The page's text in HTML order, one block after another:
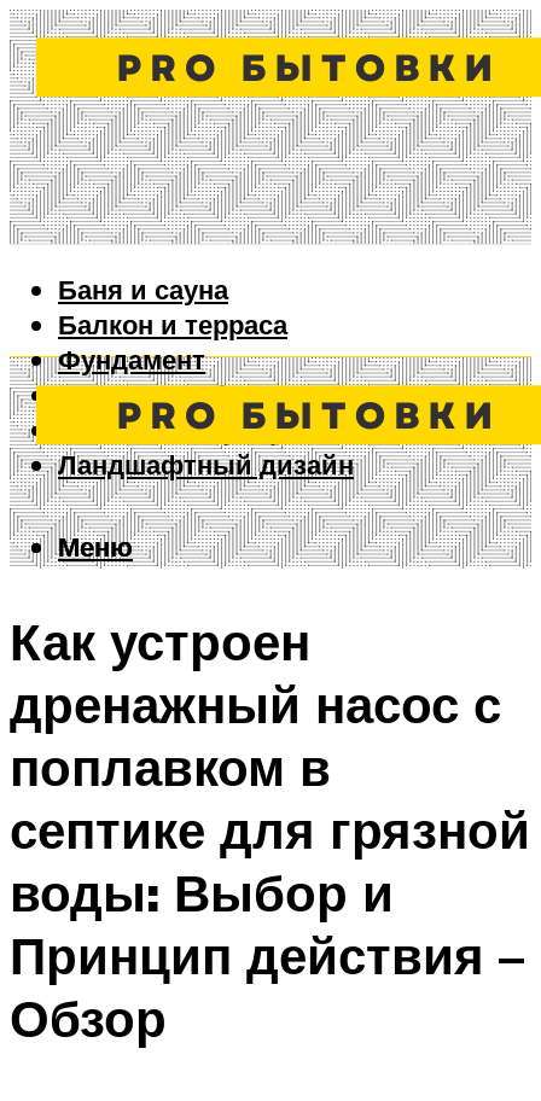
Баня и сауна
Балкон и терраса
Фундамент
Ворота и забор
Дизайн интерьера
Ландшафтный дизайн
Меню
Меню
Как устроен
дренажный насос с
поплавком в
септике для грязной
воды: Выбор и
Принцип действия –
Обзор